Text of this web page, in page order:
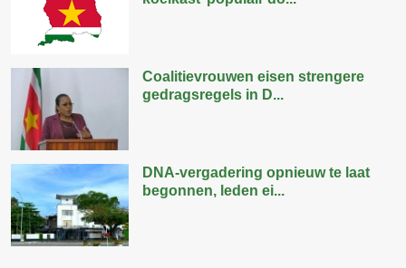
Coalitievrouwen eisen strengere
gedragsregels in D...
DNA-vergadering opnieuw te laat
begonnen, leden ei...